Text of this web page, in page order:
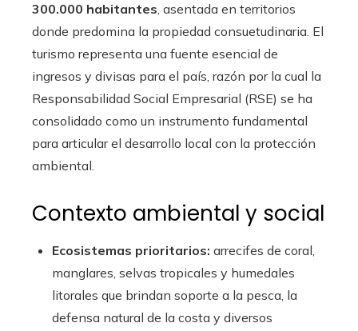
300.000 habitantes, asentada en territorios
donde predomina la propiedad consuetudinaria. El
turismo representa una fuente esencial de
ingresos y divisas para el país, razón por la cual la
Responsabilidad Social Empresarial (RSE) se ha
consolidado como un instrumento fundamental
para articular el desarrollo local con la protección
ambiental.
Contexto ambiental y social
Ecosistemas prioritarios: arrecifes de coral,
manglares, selvas tropicales y humedales
litorales que brindan soporte a la pesca, la
defensa natural de la costa y diversos